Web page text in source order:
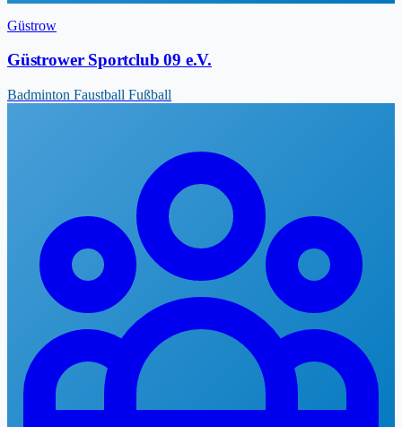
Güstrow
Güstrower Sportclub 09 e.V.
Badminton Faustball Fußball